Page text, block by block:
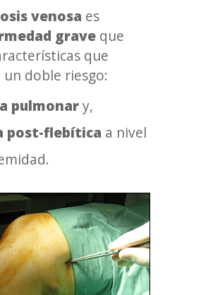
venosa es
grave que
que
doble riesgo:
pulmonary,
post-flebítica a nivel